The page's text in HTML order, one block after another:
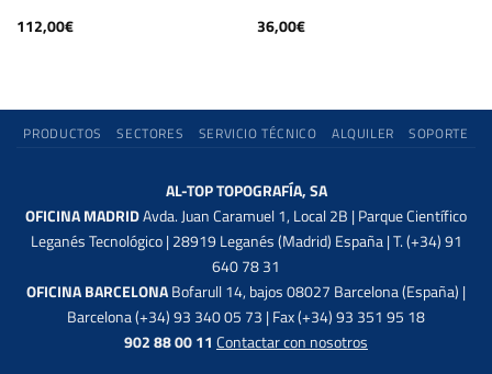
112,00€
36,00€
PRODUCTOS SECTORES SERVICIO TÉCNICO ALQUILER SOPORTE
AL-TOP TOPOGRAFÍA, SA
OFICINA MADRIDAvda. Juan Caramuel 1, Local 2B | Parque Científico
Leganés Tecnológico | 28919 Leganés (Madrid) España | T. (+34) 91
640 78 31
OFICINA BARCELONABofarull 14, bajos 08027 Barcelona (España) |
Barcelona (+34) 93 340 05 73 | Fax (+34) 93 351 95 18
902 88 00 11 Contactar con nosotros